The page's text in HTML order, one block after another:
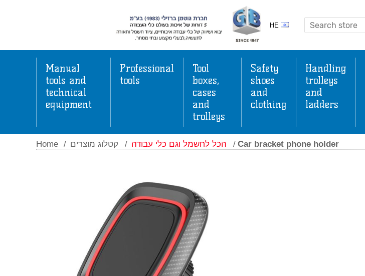
HE
Manual
tools and
technical
equipment
Professional
tools
Tool
boxes,
cases
and
trolleys
Safety
shoes
and
clothing
Handling
trolleys
and
ladders
Home / קטלוג מוצרים / הכל לחשמל וגם כלי עבודה / Car bracket phone holder